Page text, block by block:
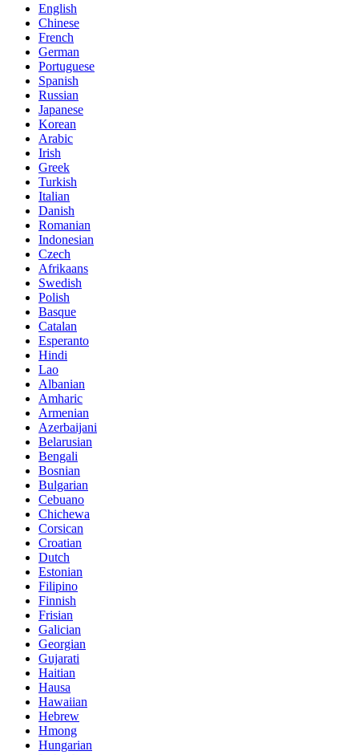
English
Chinese
French
German
Portuguese
Spanish
Russian
Japanese
Korean
Arabic
Irish
Greek
Turkish
Italian
Danish
Romanian
Indonesian
Czech
Afrikaans
Swedish
Polish
Basque
Catalan
Esperanto
Hindi
Lao
Albanian
Amharic
Armenian
Azerbaijani
Belarusian
Bengali
Bosnian
Bulgarian
Cebuano
Chichewa
Corsican
Croatian
Dutch
Estonian
Filipino
Finnish
Frisian
Galician
Georgian
Gujarati
Haitian
Hausa
Hawaiian
Hebrew
Hmong
Hungarian